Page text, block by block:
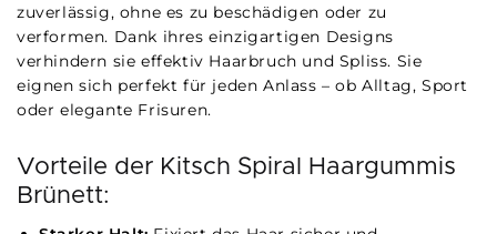
zuverlässig, ohne es zu beschädigen oder zu
verformen. Dank ihres einzigartigen Designs
verhindern sie effektiv Haarbruch und Spliss. Sie
eignen sich perfekt für jeden Anlass – ob Alltag, Sport
oder elegante Frisuren.
Vorteile der Kitsch Spiral Haargummis
Brünett: